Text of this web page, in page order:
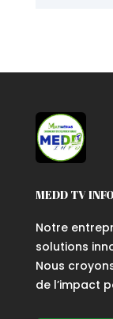
MEDD TV INFO
Notre
solutions
Nous
de l’impact